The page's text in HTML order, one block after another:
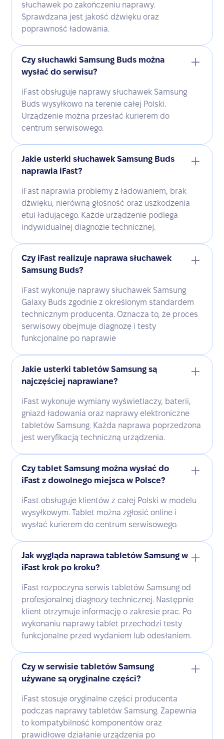
słuchawek po zakończeniu naprawy.
Sprawdzana jest jakość dźwięku oraz
poprawność ładowania.
Czy słuchawki Samsung Buds można
wysłać do serwisu?
iFast obsługuje naprawy słuchawek Samsung
Buds wysyłkowo na terenie całej Polski.
Urządzenie można przesłać kurierem do
centrum serwisowego.
Jakie usterki słuchawek Samsung Buds
naprawia iFast?
iFast naprawia problemy z ładowaniem, brak
dźwięku, nierówną głośność oraz uszkodzenia
etui ładującego. Każde urządzenie podlega
indywidualnej diagnozie technicznej.
Czy iFast realizuje naprawa słuchawek
Samsung Buds?
iFast wykonuje naprawy słuchawek Samsung
Galaxy Buds zgodnie z określonym standardem
technicznym producenta. Oznacza to, że proces
serwisowy obejmuje diagnozę i testy
funkcjonalne po naprawie
Jakie usterki tabletów Samsung są
najczęściej naprawiane?
iFast wykonuje wymiany wyświetlaczy, baterii,
gniazd ładowania oraz naprawy elektroniczne
tabletów Samsung. Każda naprawa poprzedzona
jest weryfikacją techniczną urządzenia.
Czy tablet Samsung można wysłać do
iFast z dowolnego miejsca w Polsce?
iFast obsługuje klientów z całej Polski w modelu
wysyłkowym. Tablet można zgłosić online i
wysłać kurierem do centrum serwisowego.
Jak wygląda naprawa tabletów Samsung w
iFast krok po kroku?
iFast rozpoczyna serwis tabletów Samsung od
profesjonalnej diagnozy technicznej. Następnie
klient otrzymuje informację o zakresie prac. Po
wykonaniu naprawy tablet przechodzi testy
funkcjonalne przed wydaniem lub odesłaniem.
Czy w serwisie tabletów Samsung
używane są oryginalne części?
iFast stosuje oryginalne części producenta
podczas naprawy tabletów Samsung. Zapewnia
to kompatybilność komponentów oraz
prawidłowe działanie urządzenia po